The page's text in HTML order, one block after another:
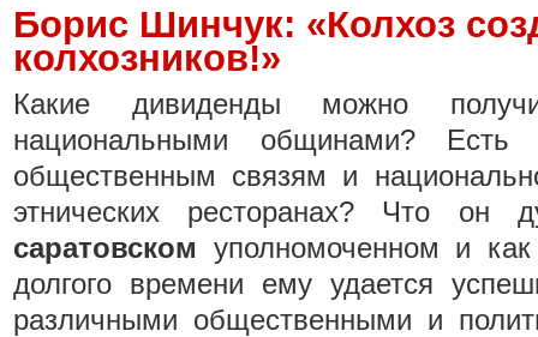
Борис Шинчук: «Колхоз
колхозников!»
Какие дивиденды можно
национальными общинами?
общественным связям и
этнических ресторанах? Что он
саратовском уполномоченном и
долгого времени ему удается
различными общественными и